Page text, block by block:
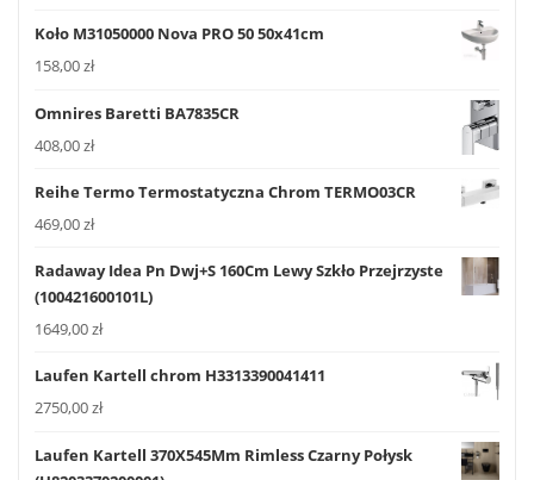
Koło M31050000 Nova PRO 50 50x41cm
158,00zł
Omnires Baretti BA7835CR
408,00zł
Reihe Termo Termostatyczna Chrom TERMO03CR
469,00zł
Radaway Idea Pn Dwj+S 160Cm Lewy Szkło Przejrzyste
(100421600101L)
1649,00zł
Laufen Kartell chrom H3313390041411
2750,00zł
Laufen Kartell 370X545Mm Rimless Czarny Połysk